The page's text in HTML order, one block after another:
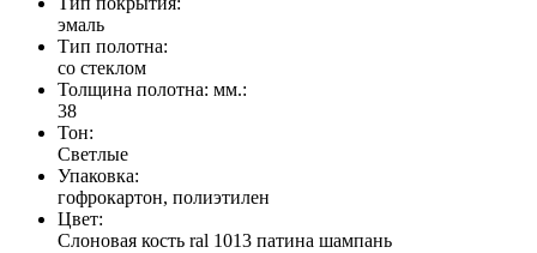
эмаль
Тип полотна:
со стеклом
Толщина полотна: мм.:
38
Тон:
Светлые
Упаковка:
гофрокартон, полиэтилен
Цвет:
Слоновая кость ral 1013 патина шампань